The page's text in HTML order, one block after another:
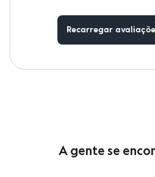
Camisetas e Regatas
Jeans
Polos
Recarregar
A gente se